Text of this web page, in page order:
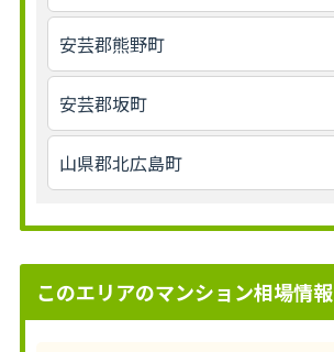
安芸郡熊野町
安芸郡坂町
山県郡北広島町
このエリアのマンション相場情報